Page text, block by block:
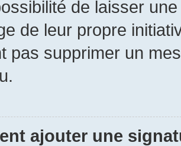
de laisser
de leur propre
pas supprimer un
ajouter une